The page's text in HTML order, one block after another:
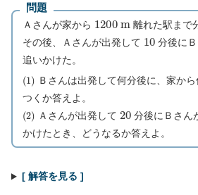
問題
Ａさんが家から 1200 離れた駅まで
その後、Ａさんが出発して 10 分後に
追いかけた。
(1) Ｂさんは出発して何分後に、家から
つくか答えよ。
(2) Ａさんが出発して 20 分後にＢさん
かけたとき、どうなるか答えよ。
[ 解答を見る ]